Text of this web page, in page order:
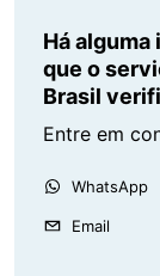
Há
que o
Brasil
Entre em
WhatsApp
Email